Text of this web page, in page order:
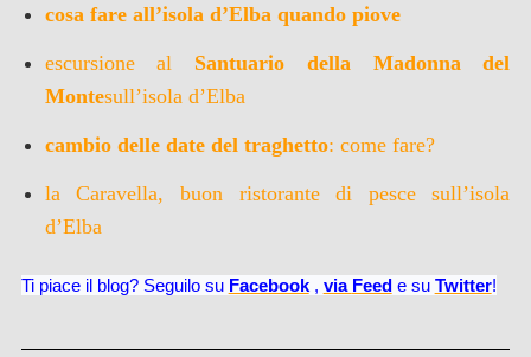
cosa fare all’isola d’Elba quando piove
escursione al Santuario della Madonna del
Montesull’isola d’Elba
cambio delle date del traghetto: come fare?
la Caravella, buon ristorante di pesce sull’isola
d’Elba
Ti piace il blog? Seguilo su Facebook , via Feede su Twitter!